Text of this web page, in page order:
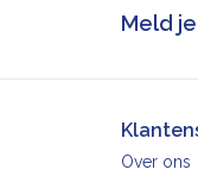
Meld
Over ons